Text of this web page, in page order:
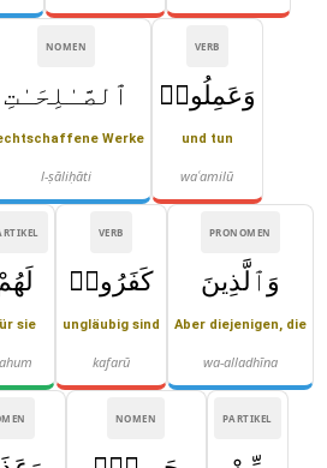
VERB
وَعَمِلُوا۟
und tun
waʿamilū
NOMEN
ٱلصَّـٰلِحَـٰتِ
Werke
l-ṣāliḥāti
PRONOMEN
وَٱلَّذِينَ
Aber diejenigen, die
wa-alladhīna
VERB
كَفَرُوا۟
ungläubig sind
kafarū
sie
PARTIKEL
NOMEN